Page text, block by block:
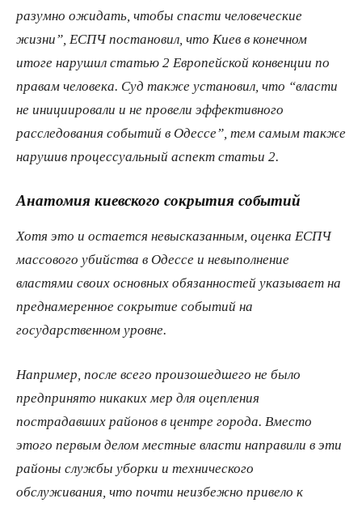
разумно ожидать, чтобы спасти человеческие
жизни”, ЕСПЧ постановил, что Киев в конечном
итоге нарушил статью 2 Европейской конвенции по
правам человека. Суд также установил, что “власти
не инициировали и не провели эффективного
расследования событий в Одессе”, тем самым также
нарушив процессуальный аспект статьи 2.
Анатомия киевского сокрытия событий
Хотя это и остается невысказанным, оценка ЕСПЧ
массового убийства в Одессе и невыполнение
властями своих основных обязанностей указывает на
преднамеренное сокрытие событий на
государственном уровне.
Например, после всего произошедшего не было
предпринято никаких мер для оцепления
пострадавших районов в центре города. Вместо
этого первым делом местные власти направили в эти
районы службы уборки и технического
обслуживания, что почти неизбежно привело к